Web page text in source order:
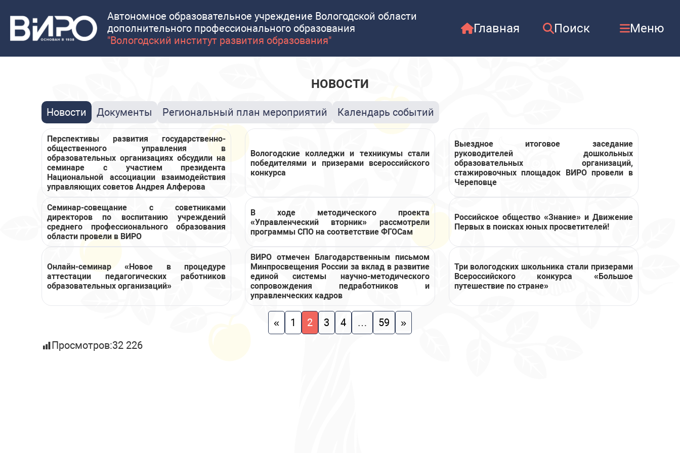
Автономное образовательное учреждение Вологодской области
дополнительного профессионального образования
"Вологодский институт развития образования"
Главная Поиск Меню
НОВОСТИ
Новости Документы Региональный план мероприятий Календарь событий
Перспективы развития государственно-
общественного управления в
образовательных организациях обсудили на
семинаре с участием президента
Национальной ассоциации взаимодействия
управляющих советов Андрея Алферова
Вологодские колледжи и техникумы стали
победителями и призерами всероссийского
конкурса
Выездное итоговое заседание
руководителей дошкольных
образовательных организаций,
стажировочных площадок ВИРО провели в
Череповце
Семинар-совещание с советниками
директоров по воспитанию учреждений
среднего профессионального образования
области провели в ВИРО
В ходе методического проекта
«Управленческий вторник» рассмотрели
программы СПО на соответствие ФГОСам
Российское общество «Знание» и Движение
Первых в поисках юных просветителей!
Онлайн-семинар «Новое в процедуре
аттестации педагогических работников
образовательных организаций»
ВИРО отмечен Благодарственным письмом
Минпросвещения России за вклад в развитие
единой системы научно-методического
сопровождения педработников и
управленческих кадров
Три вологодских школьника стали призерами
Всероссийского конкурса «Большое
путешествие по стране»
« 1 2 3 4 … 59
»
Просмотров:32 226